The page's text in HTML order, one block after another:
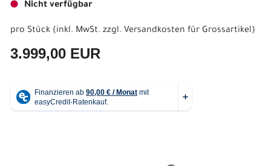
Nicht verfügbar
pro Stück (inkl. MwSt. zzgl. Versandkosten für Grossartikel)
3.999,00 EUR